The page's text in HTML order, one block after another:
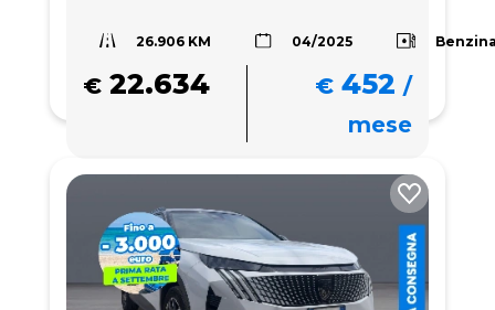
26.906 KM 04/2025
€ 22.634 € 452 /
mese